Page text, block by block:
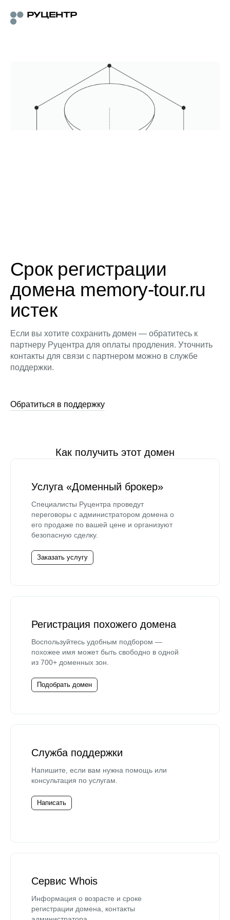
Срок регистрации
домена memory-tour.ru
истек
Если вы хотите сохранить домен — обратитесь к
партнеру Руцентра для оплаты продления. Уточнить
контакты для связи с партнером можно в службе
поддержки.
Обратиться в поддержку
Как получить этот домен
Услуга «Доменный брокер»
Специалисты Руцентра проведут
переговоры с администратором домена о
его продаже по вашей цене и организуют
безопасную сделку.
Заказать услугу
Регистрация похожего домена
Воспользуйтесь удобным подбором —
похожее имя может быть свободно в одной
из 700+ доменных зон.
Подобрать домен
Служба поддержки
Напишите, если вам нужна помощь или
консультация по услугам.
Написать
Сервис Whois
Информация о возрасте и сроке
регистрации домена, контакты